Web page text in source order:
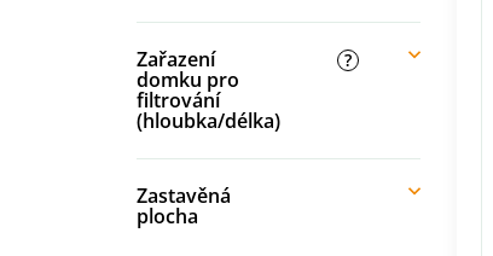
Zařazení
domku pro
filtrování
(hloubka/délka)
?
Zastavěná
plocha